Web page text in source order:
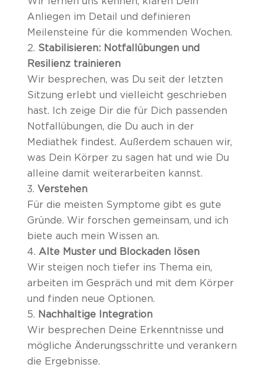
Anliegen im Detail und definieren
Meilensteine für die kommenden Wochen.
Stabilisieren: Notfallübungen und
Resilienz trainieren
Wir besprechen, was Du seit der letzten
Sitzung erlebt und vielleicht geschrieben
hast. Ich zeige Dir die für Dich passenden
Notfallübungen, die Du auch in der
Mediathek findest. Außerdem schauen wir,
was Dein Körper zu sagen hat und wie Du
alleine damit weiterarbeiten kannst.
Verstehen
Für die meisten Symptome gibt es gute
Gründe. Wir forschen gemeinsam, und ich
biete auch mein Wissen an.
Alte Muster und Blockaden lösen
Wir steigen noch tiefer ins Thema ein,
arbeiten im Gespräch und mit dem Körper
und finden neue Optionen.
Nachhaltige Integration
Wir besprechen Deine Erkenntnisse und
mögliche Änderungsschritte und verankern
die Ergebnisse.